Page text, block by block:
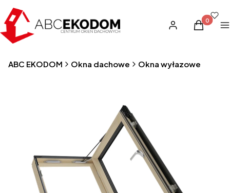
Zaloguj sięProdukty
Koszyk
ABC EKODOM Okna dachowe Okna wyłazowe